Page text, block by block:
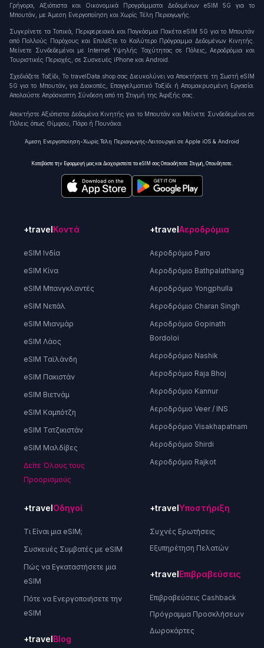
Γρήγορα, Αξιόπιστα και Οικονομικά Προγράμματα Δεδομένων eSIM 5G για το
Μπουτάν, με Άμεση Ενεργοποίηση και Χωρίς Τέλη Περιαγωγής.
Συγκρίνετε τα Τοπικά, Περιφερειακά και Παγκόσμια Πακέτα eSIM 5G για το Μπουτάν
από Πολλούς Παρόχους και Επιλέξτε το Καλύτερο Πρόγραμμα Δεδομένων Κινητής.
Μείνετε Συνδεδεμένοι με Internet Υψηλής Ταχύτητας σε Πόλεις, Αεροδρόμια και
Τουριστικές Περιοχές, σε Συσκευές iPhone και Android.
Σχεδιάζετε Ταξίδι; Το travelData.shop σας Διευκολύνει να Αποκτήσετε τη Σωστή eSIM
5G για το Μπουτάν, για Διακοπές, Επαγγελματικό Ταξίδι ή Απομακρυσμένη Εργασία.
Απολαύστε Απρόσκοπτη Σύνδεση από τη Στιγμή της Άφιξής σας.
Αποκτήστε Αξιόπιστα Δεδομένα Κινητής για το Μπουτάν και Μείνετε Συνδεδεμένοι σε
Πόλεις όπως Θίμφου, Πάρο ή Πουνάκα.
Άμεση Ενεργοποίηση•Χωρίς Τέλη Περιαγωγής•Λειτουργεί σε Apple iOS & Android
Κατεβάστε την Εφαρμογή μας και Διαχειριστείτε τα eSIM σας Οποιαδήποτε Στιγμή, Οπουδήποτε.
+travelΚοντά
eSIM Ινδία
eSIM Κίνα
eSIM Μπανγκλαντές
eSIM Νεπάλ
eSIM Μιανμάρ
eSIM Λάος
eSIM Ταϊλάνδη
eSIM Πακιστάν
eSIM Βιετνάμ
eSIM Καμπότζη
eSIM Τατζικιστάν
eSIM Μαλδίβες
Δείτε Όλους τους
Προορισμούς
+travelΑεροδρόμια
Αεροδρόμιο Paro
Αεροδρόμιο Bathpalathang
Αεροδρόμιο Yongphulla
Αεροδρόμιο Charan Singh
Αεροδρόμιο Gopinath
Bordoloi
Αεροδρόμιο Nashik
Αεροδρόμιο Raja Bhoj
Αεροδρόμιο Kannur
Αεροδρόμιο Veer / INS
Αεροδρόμιο Visakhapatnam
Αεροδρόμιο Shirdi
Αεροδρόμιο Rajkot
+travelΟδηγοί
Τι Είναι μια eSIM;
Συσκευές Συμβατές με eSIM
Πώς να Εγκαταστήσετε μια
eSIM
Πότε να Ενεργοποιήσετε την
eSIM
+travelBlog
+travelΥποστήριξη
Συχνές Ερωτήσεις
Εξυπηρέτηση Πελατών
+travelΕπιβραβεύσεις
Επιβραβεύσεις Cashback
Πρόγραμμα Προσκλήσεων
Δωροκάρτες